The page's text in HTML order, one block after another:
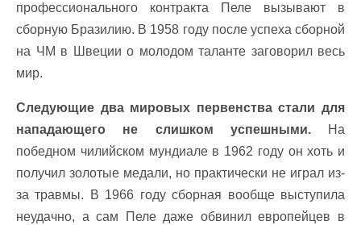
профессионального контракта Пеле вызывают в
сборную Бразилию. В 1958 году после успеха сборной
на ЧМ в Швеции о молодом таланте заговорил весь
мир.
Следующие два мировых первенства стали для
нападающего не слишком успешными.На
победном чилийском мундиале в 1962 году он хоть и
получил золотые медали, но практически не играл из-
за травмы. В 1966 году сборная вообще выступила
неудачно, а сам Пеле даже обвинил европейцев в